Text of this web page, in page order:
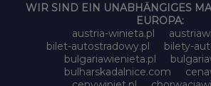
WIR SIND EIN UNABHÄNGIGES
EUROPA:
austria-winieta.pl
bilet-autostradowy.pl
bilety-
bulgariawienieta.pl
bulharskadalnice.com